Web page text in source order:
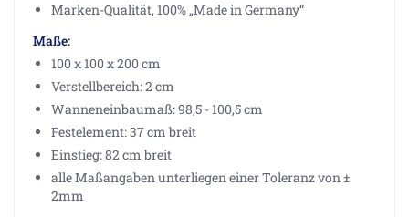
Marken-Qualität, 100% „Made in Germany“
Maße:
100 x 100 x 200 cm
Verstellbereich: 2 cm
Wanneneinbaumaß: 98,5 - 100,5 cm
Festelement: 37 cm breit
Einstieg: 82 cm breit
alle Maßangaben unterliegen einer Toleranz von ±
2mm